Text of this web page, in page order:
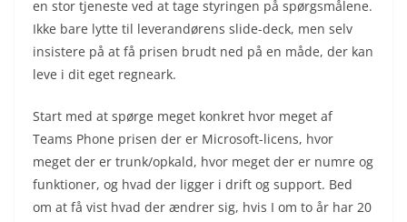
en stor tjeneste ved at tage styringen på spørgsmålene.
Ikke bare lytte til leverandørens slide-deck, men selv
insistere på at få prisen brudt ned på en måde, der kan
leve i dit eget regneark.
Start med at spørge meget konkret hvor meget af
Teams Phone prisen der er Microsoft-licens, hvor
meget der er trunk/opkald, hvor meget der er numre og
funktioner, og hvad der ligger i drift og support. Bed
om at få vist hvad der ændrer sig, hvis I om to år har 20